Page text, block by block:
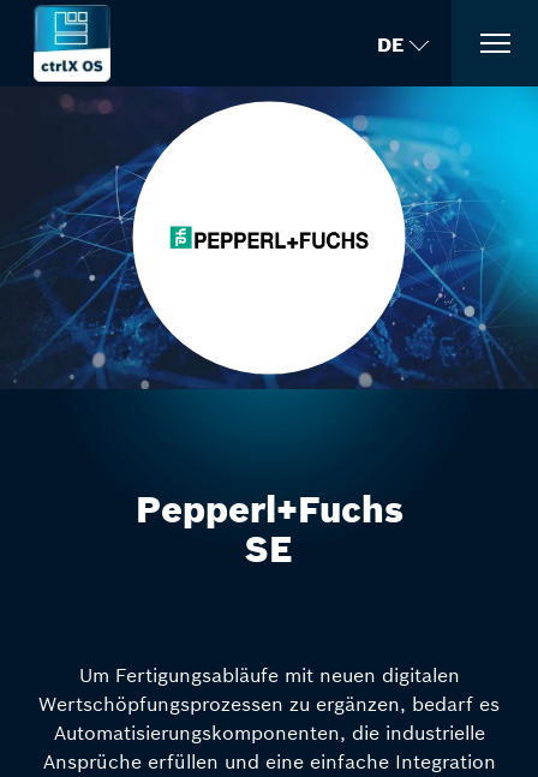
DE
Pepperl+Fuchs
SE
Um Fertigungsabläufe mit neuen digitalen
Wertschöpfungsprozessen zu ergänzen, bedarf es
Automatisierungskomponenten, die industrielle
Ansprüche erfüllen und eine einfache Integration